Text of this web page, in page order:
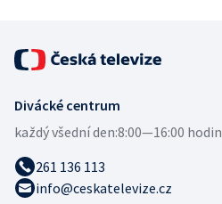
Divácké centrum
každý všední den:8:00—16:00 hodin
261 136 113
info@ceskatelevize.cz